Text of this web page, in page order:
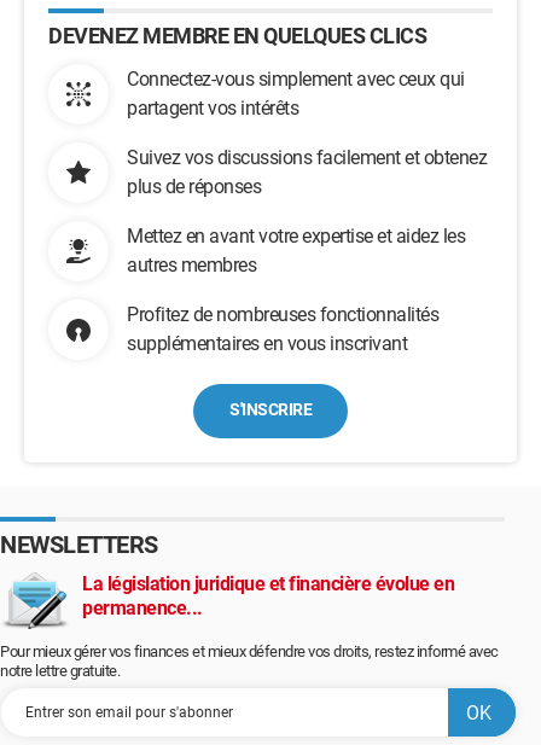
DEVENEZ MEMBRE EN QUELQUES CLICS
Connectez-vous simplement avec ceux qui
partagent vos intérêts
Suivez vos discussions facilement et obtenez
plus de réponses
Mettez en avant votre expertise et aidez les
autres membres
Profitez de nombreuses fonctionnalités
supplémentaires en vous inscrivant
S'INSCRIRE
NEWSLETTERS
La législation juridique et financière évolue en
permanence...
Pour mieux gérer vos finances et mieux défendre vos droits, restez informé avec
notre lettre gratuite.